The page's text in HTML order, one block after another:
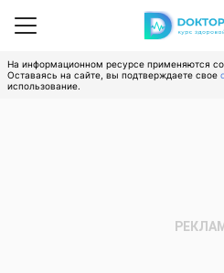
На информационном ресурсе применяются
Оставаясь на сайте, вы подтверждаете свое
использование.